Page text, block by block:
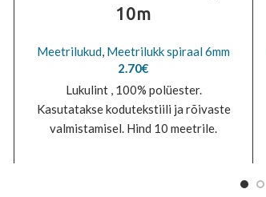
10m
Meetrilukud, Meetrilukk spiraal 6mm
2.70€
Lukulint , 100% polüester.
Kasutatakse kodutekstiili ja rõivaste
valmistamisel. Hind 10 meetrile.